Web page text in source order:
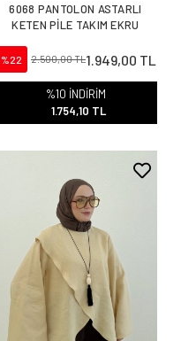
6068 PANTOLON ASTARLI
KETEN PİLE TAKIM EKRU
%22 2.500,00 TL1.949,00 TL
%10 İNDİRİM
1.754,10 TL